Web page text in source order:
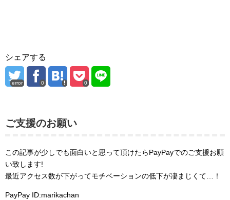
シェアする
error 0 0
ご支援のお願い
この記事が少しでも面白いと思って頂けたらPayPayでのご支援お願
い致します!
最近アクセス数が下がってモチベーションの低下が凄まじくて…！
PayPay ID:marikachan